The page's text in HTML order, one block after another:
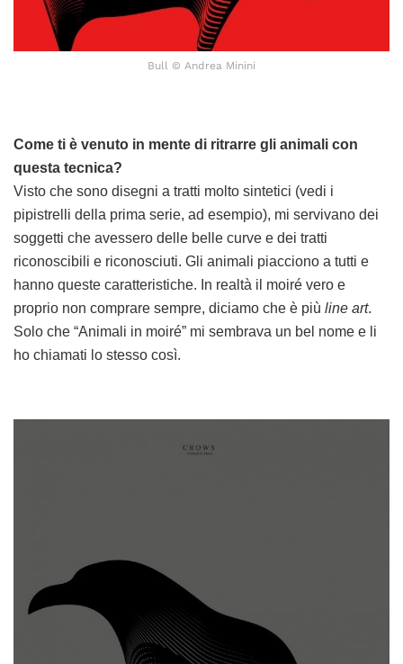
Bull © Andrea Minini
Come ti è venuto in mente di ritrarre gli animali con
questa tecnica?
Visto che sono disegni a tratti molto sintetici (vedi i
pipistrelli della prima serie, ad esempio), mi servivano dei
soggetti che avessero delle belle curve e dei tratti
riconoscibili e riconosciuti. Gli animali piacciono a tutti e
hanno queste caratteristiche. In realtà il moiré vero e
proprio non comprare sempre, diciamo che è più line art.
Solo che “Animali in moiré” mi sembrava un bel nome e li
ho chiamati lo stesso così.